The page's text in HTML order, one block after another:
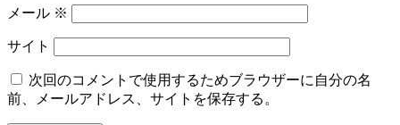
メール ※
サイト
次回のコメントで使用するためブラウザーに自分の名
前、メールアドレス、サイトを保存する。